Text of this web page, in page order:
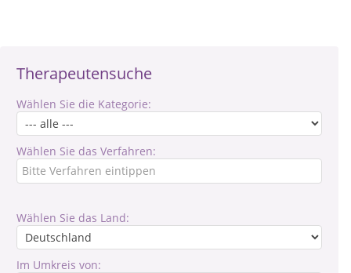
Therapeutensuche
Wählen Sie die Kategorie:
Wählen Sie das Verfahren:
Wählen Sie das Land:
Im Umkreis von: